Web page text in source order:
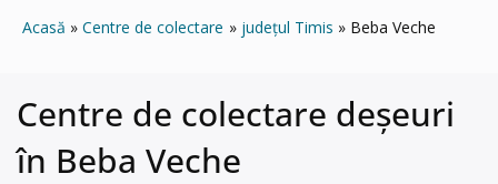
Acasă Centre de colectare județul Timis Beba Veche
Centre de colectare deșeuri
în Beba Veche